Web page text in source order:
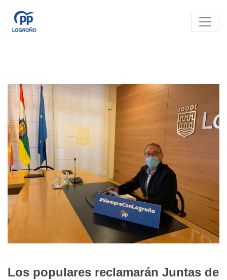
Los populares reclamarán Juntas de